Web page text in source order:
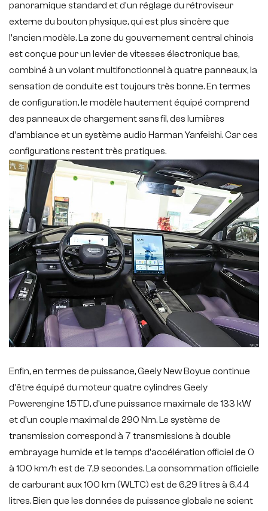
panoramique standard et d'un réglage du rétroviseur
externe du bouton physique, qui est plus sincère que
l'ancien modèle. La zone du gouvernement central chinois
est conçue pour un levier de vitesses électronique bas,
combiné à un volant multifonctionnel à quatre panneaux, la
sensation de conduite est toujours très bonne. En termes
de configuration, le modèle hautement équipé comprend
des panneaux de chargement sans fil, des lumières
d'ambiance et un système audio Harman Yanfeishi. Car ces
configurations restent très pratiques.
Enfin, en termes de puissance, Geely New Boyue continue
d'être équipé du moteur quatre cylindres Geely
Powerengine 1.5TD, d'une puissance maximale de 133 kW
et d'un couple maximal de 290 Nm. Le système de
transmission correspond à 7 transmissions à double
embrayage humide et le temps d'accélération officiel de 0
à 100 km/h est de 7,9 secondes. La consommation officielle
de carburant aux 100 km (WLTC) est de 6,29 litres à 6,44
litres. Bien que les données de puissance globale ne soient